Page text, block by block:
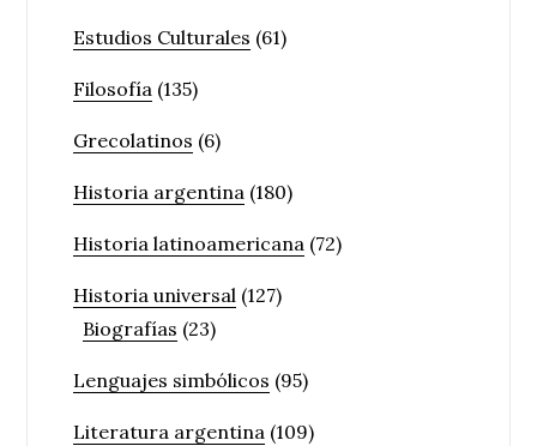
Estudios Culturales (61)
Filosofía (135)
Grecolatinos (6)
Historia argentina (180)
Historia latinoamericana (72)
Historia universal (127)
Biografías (23)
Lenguajes simbólicos (95)
Literatura argentina (109)